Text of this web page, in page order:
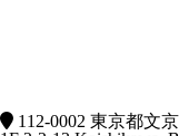
112-0002 東京都文